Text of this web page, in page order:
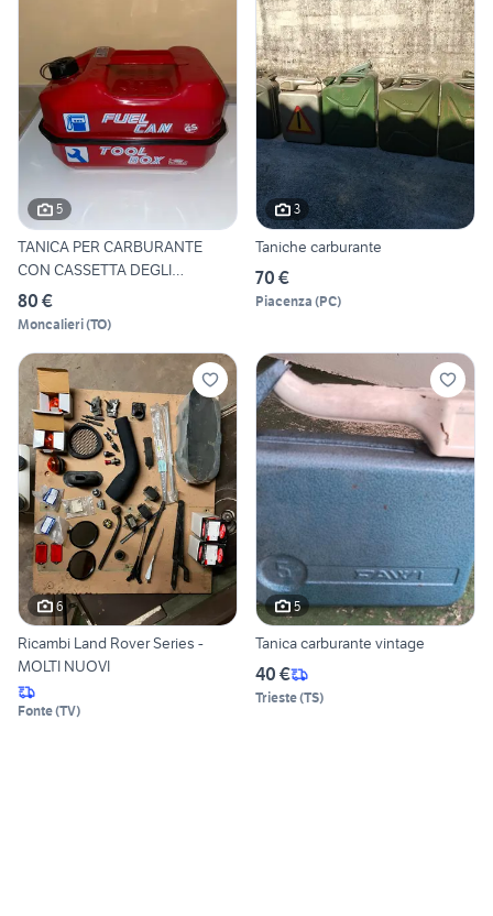
5
TANICA PER CARBURANTE
CON CASSETTA DEGLI
ATTREZZI
80 €
Moncalieri(TO)
3
Taniche carburante
70 €
Piacenza (PC)
6
Ricambi Land Rover Series -
MOLTI NUOVI
Fonte(TV)
5
Tanica carburante vintage
40 €
Trieste(TS)